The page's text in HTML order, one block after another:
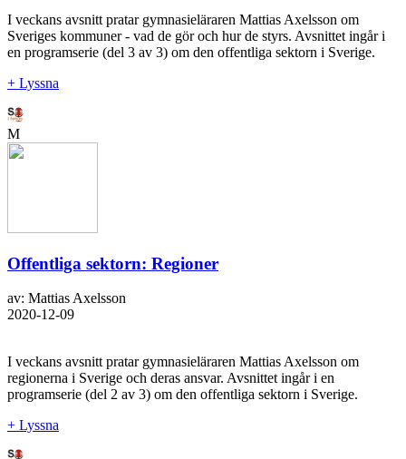
I veckans avsnitt pratar gymnasieläraren Mattias Axelsson om
Sveriges kommuner - vad de gör och hur de styrs. Avsnittet ingår i
en programserie (del 3 av 3) om den offentliga sektorn i Sverige.
+ Lyssna
M
Offentliga sektorn: Regioner
av: Mattias Axelsson
2020-12-09
I veckans avsnitt pratar gymnasieläraren Mattias Axelsson om
regionerna i Sverige och deras ansvar. Avsnittet ingår i en
programserie (del 2 av 3) om den offentliga sektorn i Sverige.
+ Lyssna